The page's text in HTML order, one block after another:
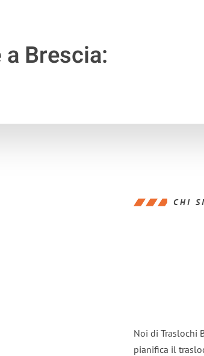
a Brescia:
CHI
Noi di Traslochi
pianifica il